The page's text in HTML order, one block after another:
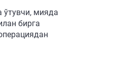
ўтувчи, мияда
бирга